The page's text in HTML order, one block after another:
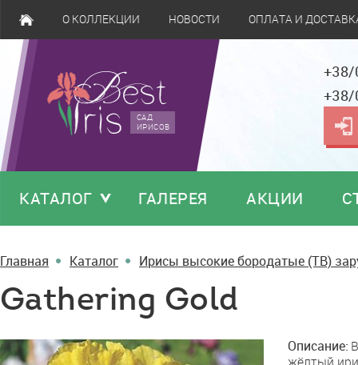
О КОЛЛЕКЦИИ НОВОСТИ ОПЛАТА И
САД
ИРИСОВ
КАТАЛОГ ГАЛЕРЕЯ АКЦИИ
Главная Каталог Ирисы высокие бородатые (TB)
Gathering Gold
Gathering
Описание: